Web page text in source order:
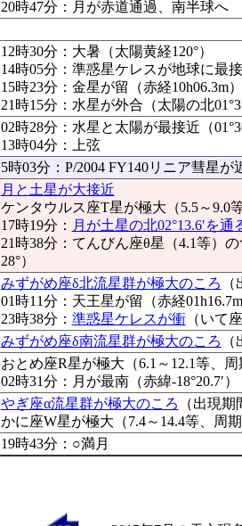
20時47分：月が赤道通過、南半球へ
12時30分：大暑（太陽黄経120°）
14時05分：準惑星ケレスが地球に最
15時23分：金星が留（赤経10h06.3m）
21時15分：水星が外合（太陽の北
02時28分：水星と太陽が最接近（
13時04分：上弦
5時03分：P/2004 FY140リニア彗星
月と土星が大接近
ケンタウルス座T星が極大（5.5～9.0
17時19分： 月が土星の北02°13.6′を通
21時38分：てんびん座θ星（4.1等）
28°）
みずがめ座δ北流星群が極大のころ
01時11分：天王星が留（赤経
23時38分： 準惑星ケレスが衝（いて
みずがめ座δ南流星群が極大のころ
おとめ座R星が極大（6.1～12.1等、周
02時31分：月が最南（赤緯-18°20.7′）
やぎ座α流星群が極大のころ （出現
かに座W星が極大（7.4～14.4等、周
19時43分：○満月